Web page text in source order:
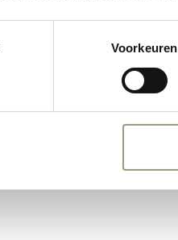
Voorkeuren